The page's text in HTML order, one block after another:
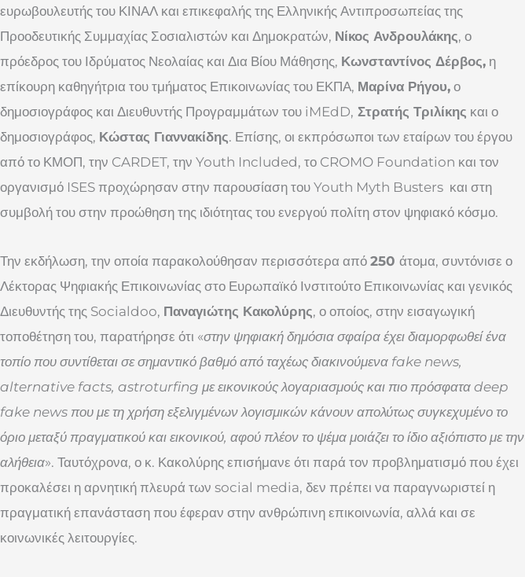
ευρωβουλευτής του ΚΙΝΑΛ και επικεφαλής της Ελληνικής Αντιπροσωπείας της
Προοδευτικής Συμμαχίας Σοσιαλιστών και Δημοκρατών, Νίκος Ανδρουλάκης, ο
πρόεδρος του Ιδρύματος Νεολαίας και Δια Βίου Μάθησης, Κωνσταντίνος Δέρβος, η
επίκουρη καθηγήτρια του τμήματος Επικοινωνίας του ΕΚΠΑ, Μαρίνα Ρήγου, ο
δημοσιογράφος και Διευθυντής Προγραμμάτων του iMEdD, Στρατής Τριλίκης και ο
δημοσιογράφος, Κώστας Γιαννακίδης. Επίσης, οι εκπρόσωποι των εταίρων του έργου
από το ΚΜΟΠ, την CARDET, την Youth Included, το CROMO Foundation και τον
οργανισμό ISES προχώρησαν στην παρουσίαση του Youth Myth Busters και στη
συμβολή του στην προώθηση της ιδιότητας του ενεργού πολίτη στον ψηφιακό κόσμο.
Την εκδήλωση, την οποία παρακολούθησαν περισσότερα από 250 άτομα, συντόνισε ο
Λέκτορας Ψηφιακής Επικοινωνίας στο Ευρωπαϊκό Ινστιτούτο Επικοινωνίας και γενικός
Διευθυντής της Socialdoo, Παναγιώτης Κακολύρης, ο οποίος, στην εισαγωγική
τοποθέτηση του, παρατήρησε ότι «στην ψηφιακή δημόσια σφαίρα έχει διαμορφωθεί ένα
τοπίο που συντίθεται σε σημαντικό βαθμό από ταχέως διακινούμενα fake news,
alternative facts, astroturfing με εικονικούς λογαριασμούς και πιο πρόσφατα deep
fake news που με τη χρήση εξελιγμένων λογισμικών κάνουν απολύτως συγκεχυμένο το
όριο μεταξύ πραγματικού και εικονικού, αφού πλέον το ψέμα μοιάζει το ίδιο αξιόπιστο με την
αλήθεια». Ταυτόχρονα, ο κ. Κακολύρης επισήμανε ότι παρά τον προβληματισμό που έχει
προκαλέσει η αρνητική πλευρά των social media, δεν πρέπει να παραγνωριστεί η
πραγματική επανάσταση που έφεραν στην ανθρώπινη επικοινωνία, αλλά και σε
κοινωνικές λειτουργίες.